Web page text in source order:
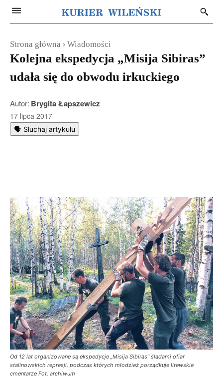
Strona główna Wiadomości
Kolejna ekspedycja „Misija Sibiras”
udała się do obwodu irkuckiego
Autor: Brygita Łapszewicz
17 lipca 2017
🗣️ Słuchaj artykułu
Od 12 lat organizowane są ekspedycje „Misija Sibiras” śladami ofiar
stalinowskich represji, podczas których młodzież porządkuje litewskie
cmentarze Fot. archiwum